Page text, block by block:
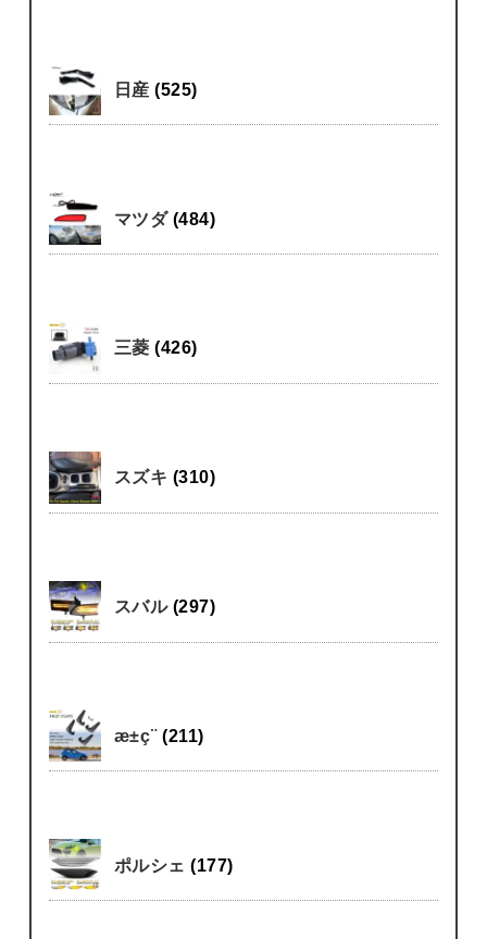
日産(525)
マツダ (484)
三菱(426)
スズキ (310)
スバル (297)
æ±ç¨(211)
ポルシェ(177)